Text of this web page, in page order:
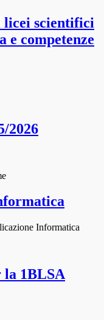
scientifici
e competenze
2026
Informatica
1BLSA